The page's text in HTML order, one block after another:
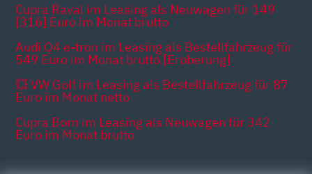
Cupra Raval im Leasing als Neuwagen für 149
[316] Euro im Monat brutto
Audi Q4 e-tron im Leasing als Bestellfahrzeug für
549 Euro im Monat brutto [Eroberung]
💥 VW Golf im Leasing als Bestellfahrzeug für 87
Euro im Monat netto
Cupra Born im Leasing als Neuwagen für 342
Euro im Monat brutto